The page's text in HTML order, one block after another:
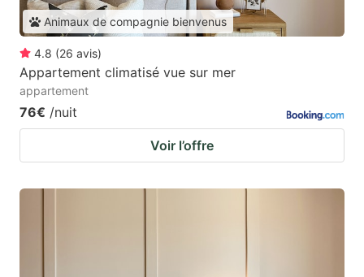
Animaux de compagnie bienvenus
4.8 (26 avis)
Appartement climatisé vue sur mer
appartement
76€ /nuit
Voir l’offre